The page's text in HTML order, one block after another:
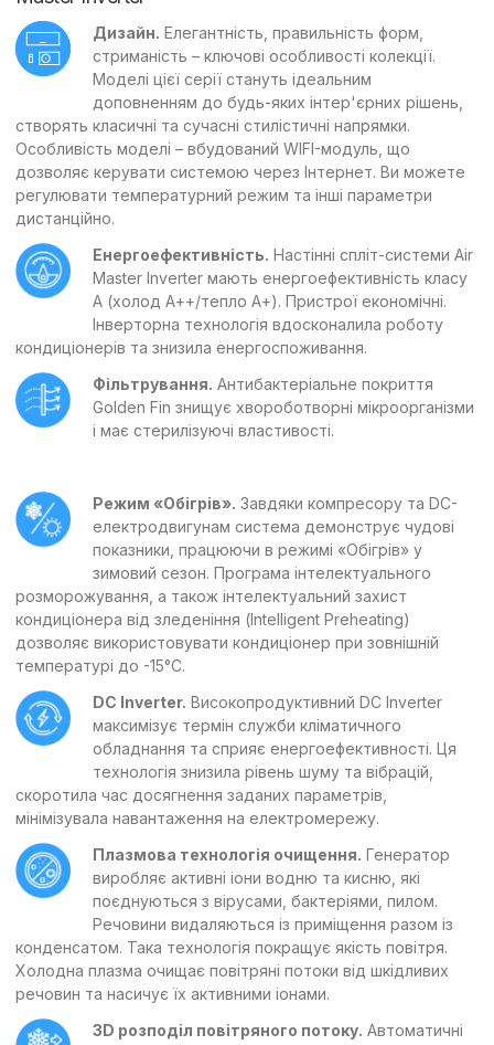
Дизайн. Елегантність, правильність форм,
стриманість – ключові особливості колекції.
Моделі цієї серії стануть ідеальним
доповненням до будь-яких інтер'єрних рішень,
створять класичні та сучасні стилістичні напрямки.
Особливість моделі – вбудований WIFI-модуль, що
дозволяє керувати системою через Інтернет. Ви можете
регулювати температурний режим та інші параметри
дистанційно.
Енергоефективність. Настінні спліт-системи Air
Master Inverter мають енергоефективність класу
А (холод А++/тепло А+). Пристрої економічні.
Інверторна технологія вдосконалила роботу
кондиціонерів та знизила енергоспоживання.
Фільтрування. Антибактеріальне покриття
Golden Fin знищує хвороботворні мікроорганізми
і має стерилізуючі властивості.
Режим «Обігрів». Завдяки компресору та DC-
електродвигунам система демонструє чудові
показники, працюючи в режимі «Обігрів» у
зимовий сезон. Програма інтелектуального
розморожування, а також інтелектуальний захист
кондиціонера від зледеніння (Intelligent Preheating)
дозволяє використовувати кондиціонер при зовнішній
температурі до -15°С.
DC Inverter. Високопродуктивний DC Inverter
максимізує термін служби кліматичного
обладнання та сприяє енергоефективності. Ця
технологія знизила рівень шуму та вібрацій,
скоротила час досягнення заданих параметрів,
мінімізувала навантаження на електромережу.
Плазмова технологія очищення. Генератор
виробляє активні іони водню та кисню, які
поєднуються з вірусами, бактеріями, пилом.
Речовини видаляються із приміщення разом із
конденсатом. Така технологія покращує якість повітря.
Холодна плазма очищає повітряні потоки від шкідливих
речовин та насичує їх активними іонами.
3D розподіл повітряного потоку. Автоматичні